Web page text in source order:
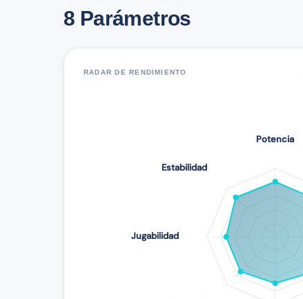
8 Parámetros
RADAR DE RENDIMIENTO